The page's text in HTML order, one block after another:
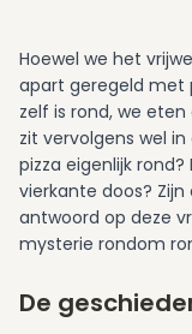
Hoewel we het
apart geregeld met
zelf is rond, we
zit vervolgens wel
pizza eigenlijk
vierkante doos? Zijn
antwoord op deze
mysterie rondom
De